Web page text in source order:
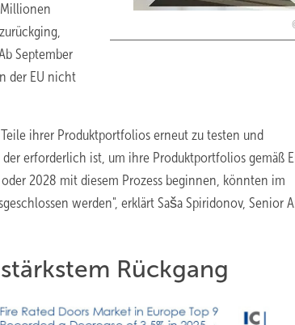
September
der EU nicht
ihrer Produktportfolios erneut zu testen und
erforderlich ist, um ihre Produktportfolios gemäß
2028 mit diesem Prozess beginnen, könnten im
werden", erklärt Saša Spiridonov, Senior
Rückgang